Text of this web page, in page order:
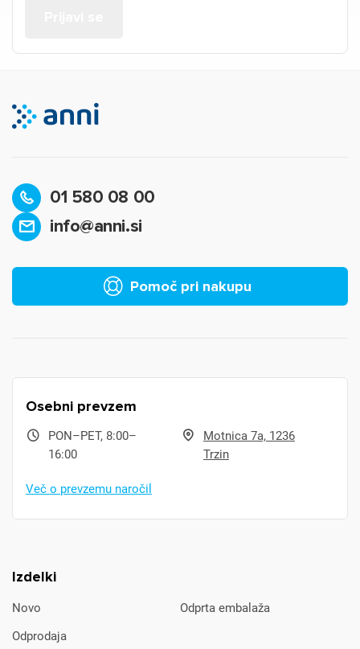
01 580 08 00
info@anni.si
Pomoč pri nakupu
Izdelki
Novo
Odprta embalaža
Odprodaja
Osebni prevzem
PON–PET, 8:00–
16:00
Motnica 7a, 1236
Trzin
Več o prevzemu naročil